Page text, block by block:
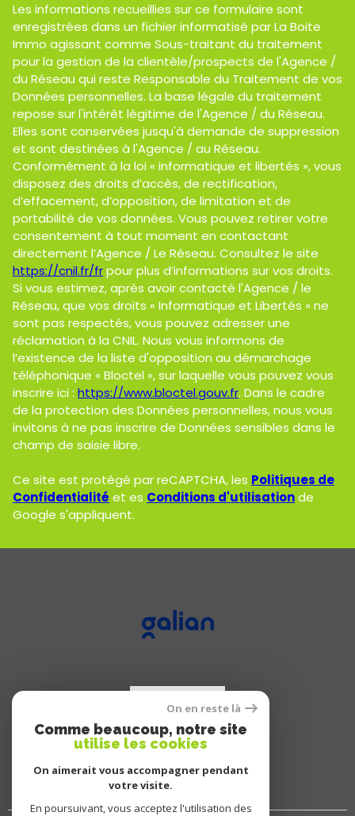
Les informations recueillies sur ce formulaire sont
enregistrées dans un fichier informatisé par La Boite
Immo agissant comme Sous-traitant du traitement
pour la gestion de la clientèle/prospects de l'Agence /
du Réseau qui reste Responsable du Traitement de vos
Données personnelles. La base légale du traitement
repose sur l'intérêt légitime de l'Agence / du Réseau.
Elles sont conservées jusqu'à demande de suppression
et sont destinées à l'Agence / au Réseau.
Conformément à la loi « informatique et libertés », vous
disposez des droits d’accès, de rectification,
d’effacement, d’opposition, de limitation et de
portabilité de vos données. Vous pouvez retirer votre
consentement à tout moment en contactant
directement l’Agence / Le Réseau. Consultez le site
https://cnil.fr/frpour plus d’informations sur vos droits.
Si vous estimez, après avoir contacté l'Agence / le
Réseau, que vos droits « Informatique et Libertés » ne
sont pas respectés, vous pouvez adresser une
réclamation à la CNIL. Nous vous informons de
l’existence de la liste d'opposition au démarchage
téléphonique « Bloctel », sur laquelle vous pouvez vous
inscrire ici : https://www.bloctel.gouv.fr. Dans le cadre
de la protection des Données personnelles, nous vous
invitons à ne pas inscrire de Données sensibles dans le
champ de saisie libre.
Ce site est protégé par reCAPTCHA, les Politiques de
Confidentialité et es Conditions d'utilisationde
Google s'appliquent.
On en reste là
Comme beaucoup, notre site
utilise les cookies
On aimerait vous accompagner pendant
votre visite.
En poursuivant, vous acceptez l'utilisation des